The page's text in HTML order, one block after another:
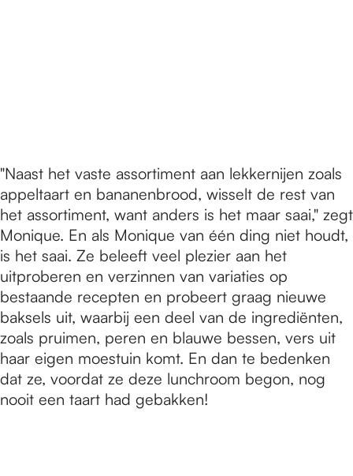
"Naast het vaste assortiment aan lekkernijen zoals
appeltaart en bananenbrood, wisselt de rest van
het assortiment, want anders is het maar saai," zegt
Monique. En als Monique van één ding niet houdt,
is het saai. Ze beleeft veel plezier aan het
uitproberen en verzinnen van variaties op
bestaande recepten en probeert graag nieuwe
baksels uit, waarbij een deel van de ingrediënten,
zoals pruimen, peren en blauwe bessen, vers uit
haar eigen moestuin komt. En dan te bedenken
dat ze, voordat ze deze lunchroom begon, nog
nooit een taart had gebakken!